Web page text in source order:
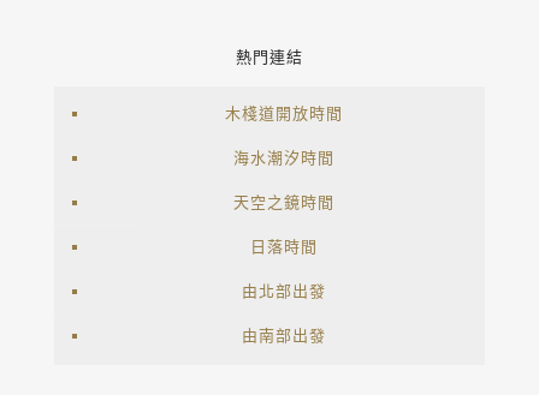
熱門連結
木棧道開放時間
海水潮汐時間
天空之鏡時間
日落時間
由北部出發
由南部出發